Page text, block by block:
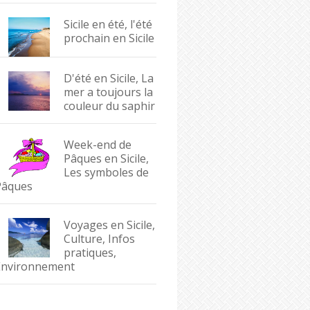
Sicile en été, l'été
prochain en Sicile
D'été en Sicile, La
mer a toujours la
couleur du saphir
Week-end de
Pâques en Sicile,
Les symboles de
Voyages en Sicile,
Culture, Infos
pratiques,